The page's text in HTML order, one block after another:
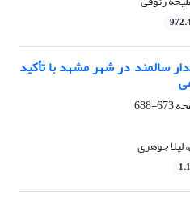
سالمند در شهر مشهد با تأکید
673-688
لیلا جوهری